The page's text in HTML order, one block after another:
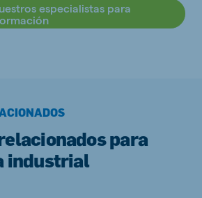
especialistas para
para
industrial